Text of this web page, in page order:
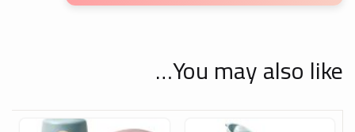
You may also like…